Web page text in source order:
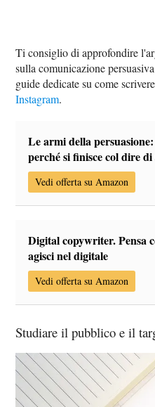
Ti consiglio di approfondire
sulla comunicazione
guide dedicate su come
Instagram.
Le armi della
perché si finisce col dire di
Vedi offerta su Amazon
Digital copywriter. Pensa
agisci nel digitale
Vedi offerta su Amazon
Studiare il pubblico e il